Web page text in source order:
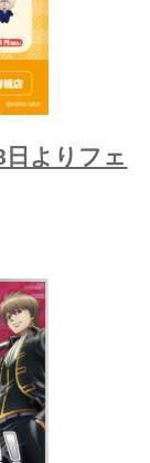
よりフェ